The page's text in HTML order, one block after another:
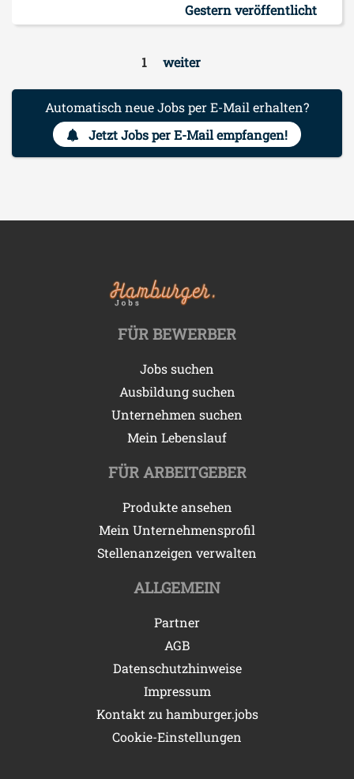
Gestern veröffentlicht
1 weiter
Automatisch neue Jobs per E-Mail erhalten?
Jetzt Jobs per E-Mail empfangen!
FÜR BEWERBER
Jobs suchen
Ausbildung suchen
Unternehmen suchen
Mein Lebenslauf
FÜR ARBEITGEBER
Produkte ansehen
Mein Unternehmensprofil
Stellenanzeigen verwalten
ALLGEMEIN
Partner
AGB
Datenschutzhinweise
Impressum
Kontakt zu hamburger.jobs
Cookie-Einstellungen